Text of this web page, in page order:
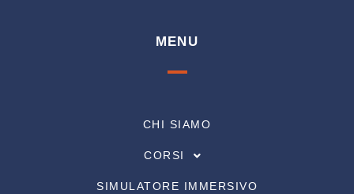
MENU
CHI SIAMO
CORSI
SIMULATORE IMMERSIVO